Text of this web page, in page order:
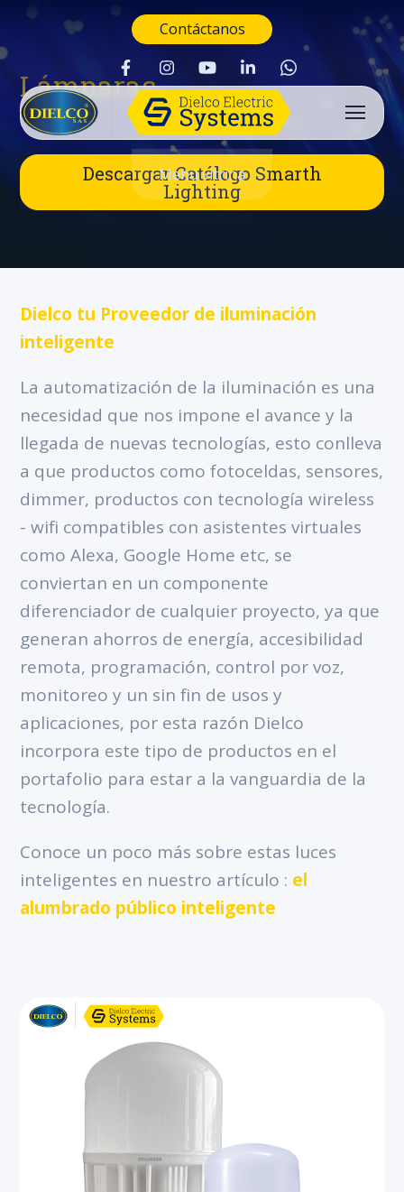
Contáctanos
Buscar
Menú vitrina
Lámparas
Descargar Catálogo Smarth
Lighting
Dielco tu Proveedor de iluminación
inteligente
La automatización de la iluminación es una
necesidad que nos impone el avance y la
llegada de nuevas tecnologías, esto conlleva
a que productos como fotoceldas, sensores,
dimmer, productos con tecnología wireless
- wifi compatibles con asistentes virtuales
como Alexa, Google Home etc, se
conviertan en un componente
diferenciador de cualquier proyecto, ya que
generan ahorros de energía, accesibilidad
remota, programación, control por voz,
monitoreo y un sin fin de usos y
aplicaciones, por esta razón Dielco
incorpora este tipo de productos en el
portafolio para estar a la vanguardia de la
tecnología.
Conoce un poco más sobre estas luces
inteligentes en nuestro artículo : el
alumbrado público inteligente